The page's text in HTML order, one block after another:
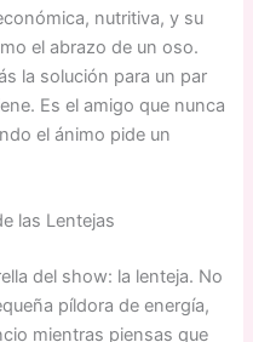
nutritiva, y su
el abrazo de un oso.
la solución para un par
Es el amigo que nunca
el ánimo pide un
las Lentejas
del show: la lenteja. No
píldora de energía,
mientras piensas que